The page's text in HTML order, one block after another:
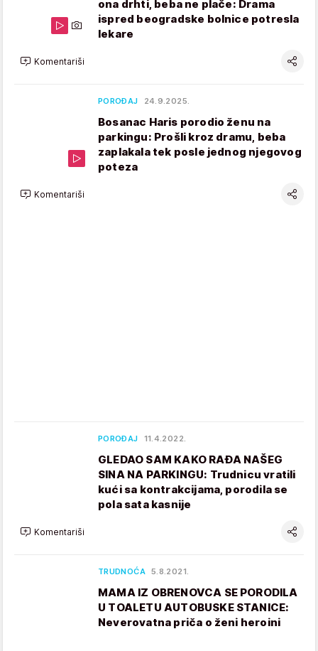
ona drhti, beba ne plače: Drama
ispred beogradske bolnice potresla
lekare
Komentariši
POROĐAJ 24.9.2025.
Bosanac Haris porodio ženu na
parkingu: Prošli kroz dramu, beba
zaplakala tek posle jednog njegovog
poteza
Komentariši
POROĐAJ 11.4.2022.
GLEDAO SAM KAKO RAĐA NAŠEG
SINA NA PARKINGU: Trudnicu vratili
kući sa kontrakcijama, porodila se
pola sata kasnije
Komentariši
TRUDNOĆA 5.8.2021.
MAMA IZ OBRENOVCA SE PORODILA
U TOALETU AUTOBUSKE STANICE:
Neverovatna priča o ženi heroini